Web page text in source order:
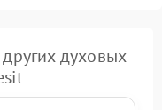
духовых